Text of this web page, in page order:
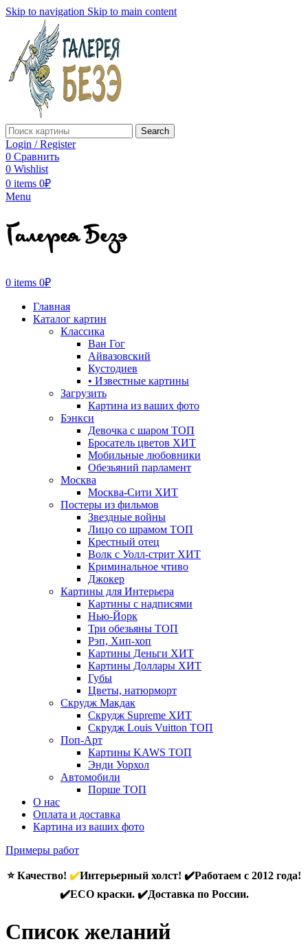
Skip to navigation Skip to main content
Search
Login / Register
0 Сравнить
0 Wishlist
0 items 0₽
Menu
0 items 0₽
Главная
Каталог картин
Классика
Ван Гог
Айвазовский
Кустодиев
• Известные картины
Загрузить
Картина из ваших фото
Бэнкси
Девочка с шаром ТОП
Бросатель цветов ХИТ
Мобильные любовники
Обезьяний парламент
Москва
Москва-Сити ХИТ
Постеры из фильмов
Звездные войны
Лицо со шрамом ТОП
Крестный отец
Волк с Уолл-стрит ХИТ
Криминальное чтиво
Джокер
Картины для Интерьера
Картины с надписями
Нью-Йорк
Три обезьяны ТОП
Рэп, Хип-хоп
Картины Деньги ХИТ
Картины Доллары ХИТ
Губы
Цветы, натюрморт
Скрудж Макдак
Скрудж Supreme ХИТ
Скрудж Louis Vuitton ТОП
Поп-Арт
Картины KAWS ТОП
Энди Уорхол
Автомобили
Порше ТОП
О нас
Оплата и доставка
Картина из ваших фото
Примеры работ
⭐ Качество! ✔️Интерьерный холст! ✔️Работаем с 2012 года!
✔️ECO краски. ✔️Доставка по России.
Список желаний